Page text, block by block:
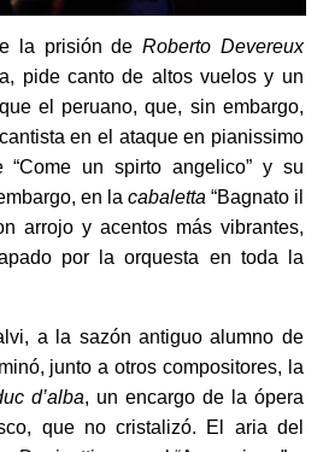
la prisión deRoberto Devereux
pide canto de altos vuelos y un
el peruano, que, sin embargo,
en el ataque en pianissimo
“Come un spirto angelico” y su
en la cabaletta “Bagnato il
arrojo y acentos más vibrantes,
por la orquesta en toda la
a la sazón antiguo alumno de
junto a otros compositores, la
d’alba, un encargo de la ópera
que no cristalizó. El aria del